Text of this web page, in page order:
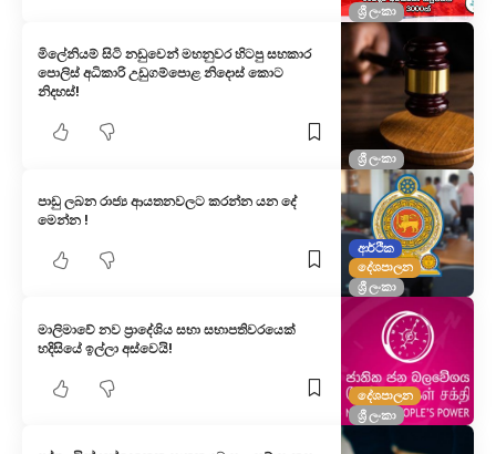
ශ්‍රී ලංකා
ශ්‍රී ලංකා
මිලේනියම් සිටි නඩුවෙන් මහනුවර හිටපු සහකාර
පොලිස් අධිකාරි උඩුගම්පොළ නිදොස් කොට
නිදහස්!
ආර්ථික
දේශපාලන
ශ්‍රී ලංකා
පාඩු ලබන රාජ්‍ය ආයතනවලට කරන්න යන දේ
මෙන්න !
දේශපාලන
ශ්‍රී ලංකා
මාලිමාවේ නව ප්‍රාදේශිය සභා සභාපතිවරයෙක්
හදිසියේ ඉල්ලා අස්වෙයි!